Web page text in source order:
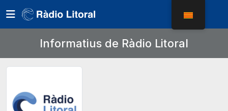
Informatius de Ràdio Litoral